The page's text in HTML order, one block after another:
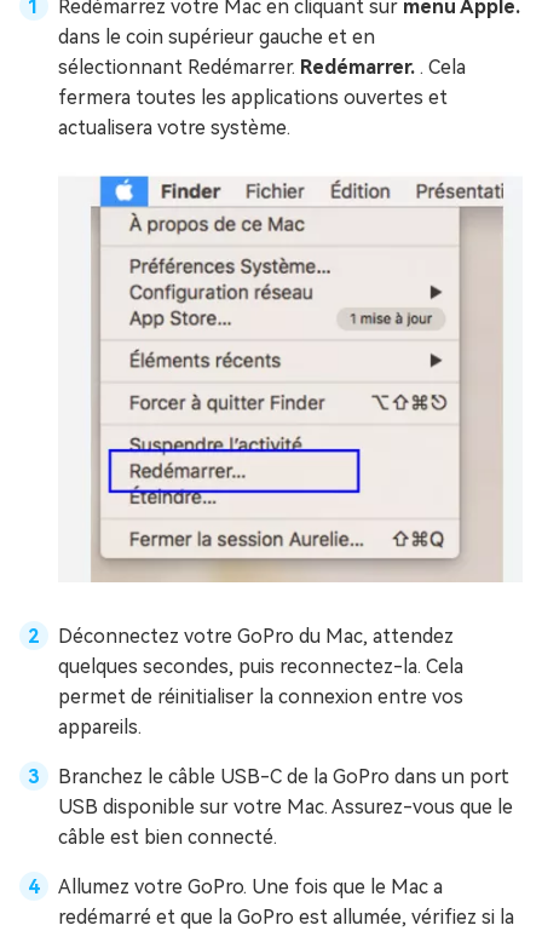
Redémarrez votre Mac en cliquant sur menu Apple.
dans le coin supérieur gauche et en
sélectionnant Redémarrer. Redémarrer. . Cela
fermera toutes les applications ouvertes et
actualisera votre système.
Déconnectez votre GoPro du Mac, attendez
quelques secondes, puis reconnectez-la. Cela
permet de réinitialiser la connexion entre vos
appareils.
Branchez le câble USB-C de la GoPro dans un port
USB disponible sur votre Mac. Assurez-vous que le
câble est bien connecté.
Allumez votre GoPro. Une fois que le Mac a
redémarré et que la GoPro est allumée, vérifiez si la